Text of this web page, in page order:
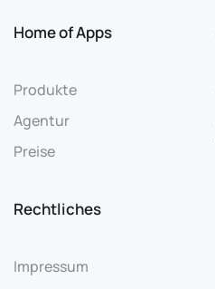
Home of Apps
Produkte
Agentur
Preise
Rechtliches
Impressum